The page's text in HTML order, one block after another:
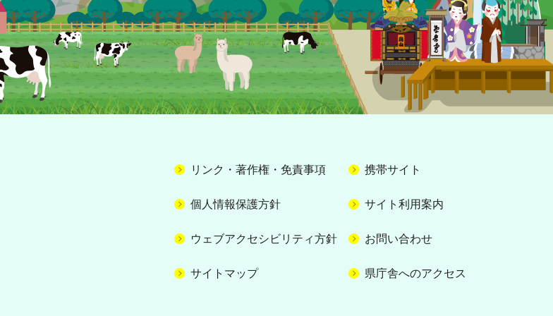
リンク・著作権・免責事項 携帯サイト
個人情報保護方針 サイト利用案内
ウェブアクセシビリティ方針 お問い合わせ
サイトマップ 県庁舎へのアクセス